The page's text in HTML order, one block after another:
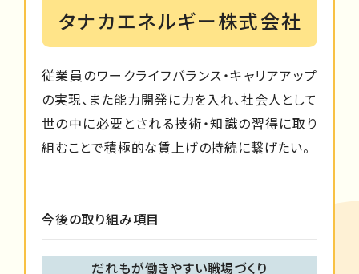
タナカエネルギー株式会社
従業員のワークライフバランス・キャリアアップ
の実現、また能力開発に力を入れ、社会人として
世の中に必要とされる技術・知識の習得に取り
組むことで積極的な賃上げの持続に繋げたい。
今後の取り組み項目
だれもが働きやすい職場づくり